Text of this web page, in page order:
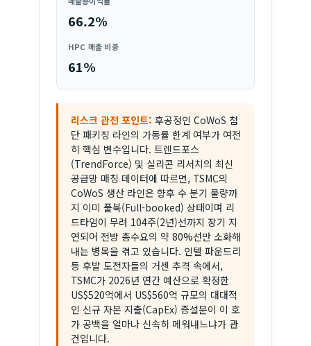
66.2%
HPC 매출 비중
61%
리스크 관전 포인트: 후공정인 CoWoS 첨
단 패키징 라인의 가동률 한계 여부가 여전
히 핵심 변수입니다. 트렌드포스
(TrendForce) 및 실리콘 리서치의 최신
공급망 매칭 데이터에 따르면, TSMC의
CoWoS 생산 라인은 향후 수 분기 물량까
지 이미 풀북(Full-booked) 상태이며 리
드타임이 무려 104주(2년)선까지 장기 지
연되어 전방 총수요의 약 80%선만 소화해
내는 병목을 겪고 있습니다. 인텔 파운드리
등 후발 도전자들의 거센 추격 속에서,
TSMC가 2026년 연간 예산으로 확정한
US$520억에서 US$560억 규모의 대대적
인 신규 자본 지출(CapEx) 증설분이 이 호
가 공백을 얼마나 신속히 메워내느냐가 관
건입니다.